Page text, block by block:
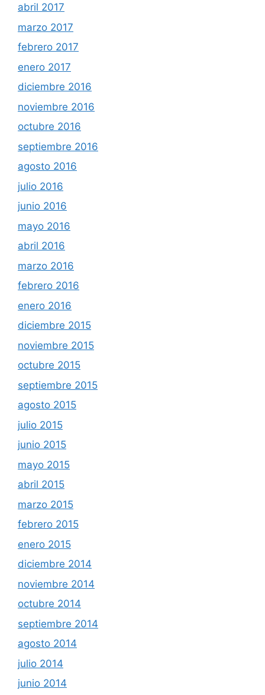
abril 2017
marzo 2017
febrero 2017
enero 2017
diciembre 2016
noviembre 2016
octubre 2016
septiembre 2016
agosto 2016
julio 2016
junio 2016
mayo 2016
abril 2016
marzo 2016
febrero 2016
enero 2016
diciembre 2015
noviembre 2015
octubre 2015
septiembre 2015
agosto 2015
julio 2015
junio 2015
mayo 2015
abril 2015
marzo 2015
febrero 2015
enero 2015
diciembre 2014
noviembre 2014
octubre 2014
septiembre 2014
agosto 2014
julio 2014
junio 2014